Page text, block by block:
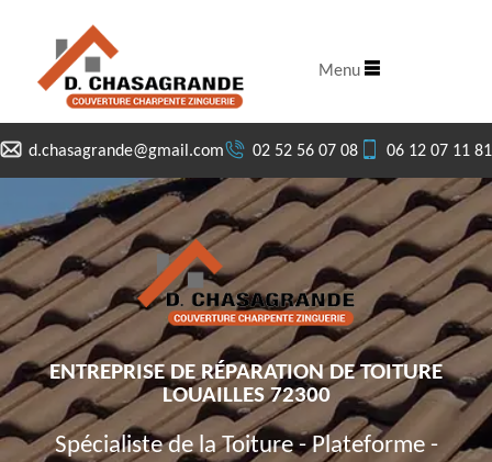
d.chasagrande@gmail.com 02 52 56 07 08 06 12 07 11 81
Menu
ENTREPRISE DE RÉPARATION DE TOITURE
LOUAILLES 72300
Spécialiste de la Toiture - Plateforme -